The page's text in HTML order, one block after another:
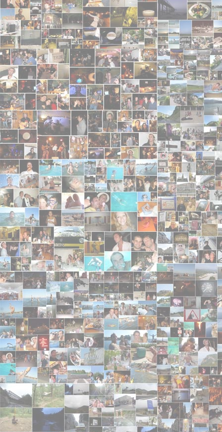
Pablo Correa- 2010-05-21 14:32:44
Kim ne fait pas mieux <img src="./images/
Rihanna du 54 - 2010-05-21 14:32:07 - 4/5
Be back !!!
alexb501- 2010-05-02 20:57:02 - 4/5
Very nice site!
anonyme - 2010-04-27 20:19:19 - 4/5
à quand la tournée 2010 ? <img src="./images/
anonyme - 2010-04-15 15:38:15 - 4/5
A QUAND LE RETOUR DE TRUNEL ? <img
Mickdaud- 2009-12-21 06:13:32 - 4/5
Salut les gars ! J'aime ce que vous faites ! Tout
Nathalie de laffrey- 2009-12-13 14:40:39 - 5/5
coucou tout les deux. apres de longs mois de
vous voir et vous passer un petit bonjour. merci
bisous et tous mes encouragement pour votre
Pouf- 2009-12-11 11:40:51 - 3/5
We love u <img src="./images/smileys/love.gif" />
Rody78 - 2009-11-30 12:02:11 - 4/5
Superbe le Van je l'ai vu du train et j'ai pu retenir
Laurie - 2009-11-17 17:18:08 - 5/5
évidemment fantastique!! je suis en cours de
bien! et revenez faire un tour à périgueux dans
van.
emile Louis joli- 2009-10-20 02:56:48
bon courage les gars!! travaillez bien mais surtout
emile Louis joli- 2009-10-20 02:48:25
SALUT CE EMY DU TY ANNA!! un
Etienne - 2009-10-13 22:46:23 - 5/5
J'adore le rose du site les gars en accord avec la
faîtes. Vous savez comment on vient maintenant
anonyme- 2009-10-06 17:35:01
ben c'est quand la suite du journal? On attend!!!!!!
Le gars du 56- 2009-09-30 23:18:34 - 5/5
Sans vouloir faire de vanne Derrière mon clavier
j'adore votre van <img src="./images/smileys/